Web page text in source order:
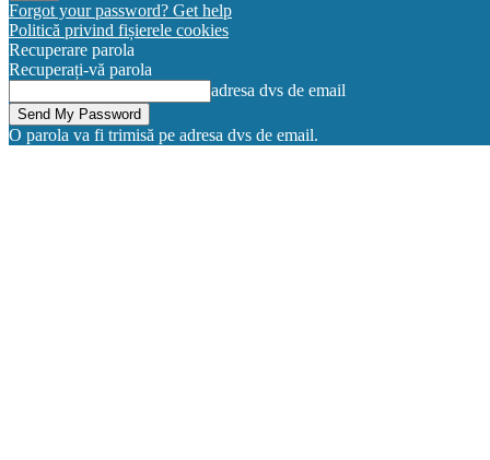
Forgot your password? Get help
Politică privind fișierele cookies
Recuperare parola
Recuperați-vă parola
adresa dvs de email
O parola va fi trimisă pe adresa dvs de email.